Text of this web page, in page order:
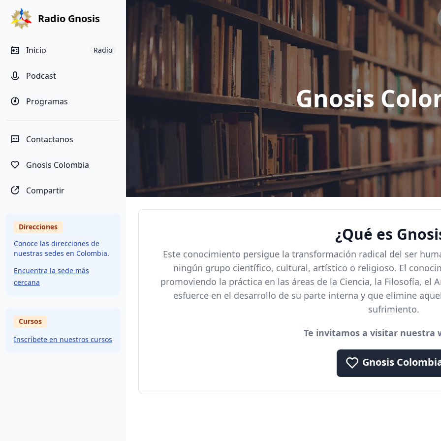
Radio Gnosis
Inicio Radio
Podcast
Programas
Contactanos
Gnosis Colombia
Compartir
Direcciones
Conoce las direcciones de
nuestras sedes en Colombia.
Encuentra la sede más
cercana
Cursos
Inscríbete en nuestros cursos
Gnosis
¿Qué es
Este conocimiento persigue la transformación radical del ser
ningún grupo científico, cultural, artístico o religioso. El
promoviendo la práctica en las áreas de la Ciencia, la Filosofía, el
esfuerce en el desarrollo de su parte interna y que elimine
sufrimiento.
Te invitamos a visitar nuestra
Gnosis